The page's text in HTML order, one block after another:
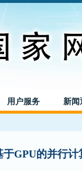
用户服务 新闻
于GPU的并行